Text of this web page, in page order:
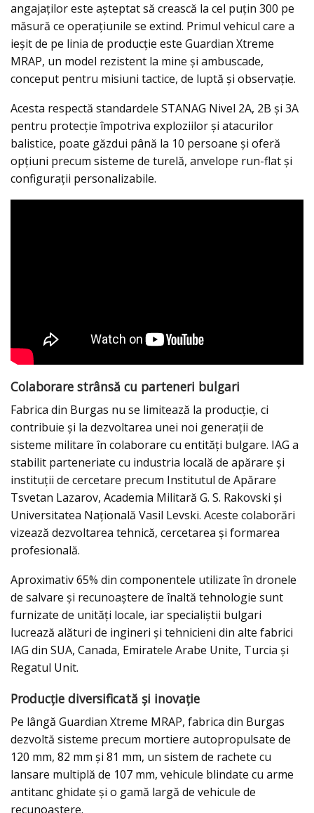
angajaților este așteptat să crească la cel puțin 300 pe
măsură ce operațiunile se extind. Primul vehicul care a
ieșit de pe linia de producție este Guardian Xtreme
MRAP, un model rezistent la mine și ambuscade,
conceput pentru misiuni tactice, de luptă și observație.
Acesta respectă standardele STANAG Nivel 2A, 2B și 3A
pentru protecție împotriva exploziilor și atacurilor
balistice, poate găzdui până la 10 persoane și oferă
opțiuni precum sisteme de turelă, anvelope run-flat și
configurații personalizabile.
Colaborare strânsă cu parteneri bulgari
Fabrica din Burgas nu se limitează la producție, ci
contribuie și la dezvoltarea unei noi generații de
sisteme militare în colaborare cu entități bulgare. IAG a
stabilit parteneriate cu industria locală de apărare și
instituții de cercetare precum Institutul de Apărare
Tsvetan Lazarov, Academia Militară G. S. Rakovski și
Universitatea Națională Vasil Levski. Aceste colaborări
vizează dezvoltarea tehnică, cercetarea și formarea
profesională.
Aproximativ 65% din componentele utilizate în dronele
de salvare și recunoaștere de înaltă tehnologie sunt
furnizate de unități locale, iar specialiștii bulgari
lucrează alături de ingineri și tehnicieni din alte fabrici
IAG din SUA, Canada, Emiratele Arabe Unite, Turcia și
Regatul Unit.
Producție diversificată și inovație
Pe lângă Guardian Xtreme MRAP, fabrica din Burgas
dezvoltă sisteme precum mortiere autopropulsate de
120 mm, 82 mm și 81 mm, un sistem de rachete cu
lansare multiplă de 107 mm, vehicule blindate cu arme
antitanc ghidate și o gamă largă de vehicule de
recunoaștere.